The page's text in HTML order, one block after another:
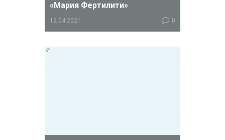
«Мария Фертилити»
12.04.2021 0
на прием к врачу в клинике «Мария